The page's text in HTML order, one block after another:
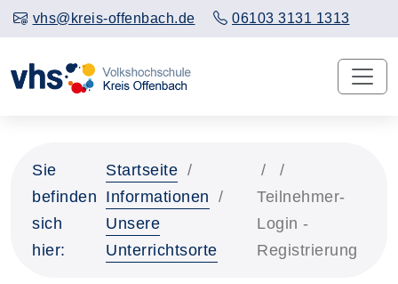
vhs@kreis-offenbach.de 06103 3131 1313
Sie
befinden
sich
hier:
Startseite
Informationen
Unsere
Unterrichtsorte
Teilnehmer-
Login -
Registrierung